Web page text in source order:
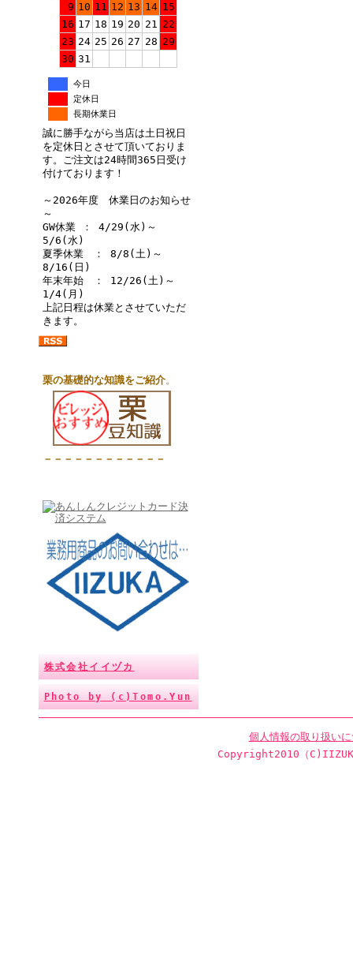
9 10 11 12 13 14 15
16 17 18 19 20 21 22
23 24 25 26 27 28 29
30 31
今日
定休日
長期休業日
誠に勝手ながら当店は土日祝日
を定休日とさせて頂いておりま
す。ご注文は24時間365日受け
付けております！
～2026年度 休業日のお知らせ
～
GW休業 ： 4/29(水)～
5/6(水)
夏季休業 ： 8/8(土)～
8/16(日)
年末年始 ： 12/26(土)～
1/4(月)
上記日程は休業とさせていただ
きます。
栗の基礎的な知識をご紹介。
－－－－－－－－－－－－
株式会社イイヅカ
Photo by (c)Tomo.Yun
個人情報の取り扱い
Copyright2010（